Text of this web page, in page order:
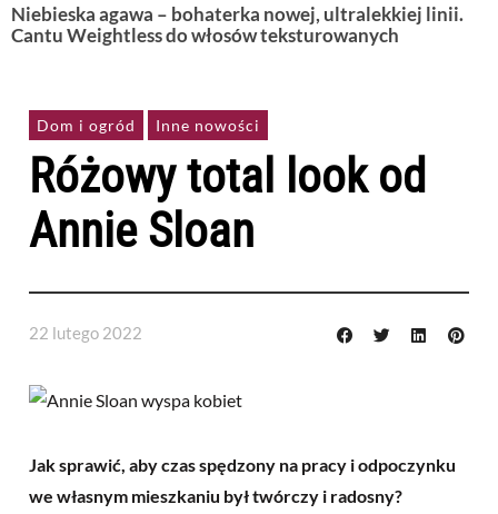
Niebieska agawa – bohaterka nowej, ultralekkiej linii.
Cantu Weightless do włosów teksturowanych
Dom i ogród Inne nowości
Różowy total look od
Annie Sloan
22 lutego 2022
Jak sprawić, aby czas spędzony na pracy i odpoczynku
we własnym mieszkaniu był twórczy i radosny?